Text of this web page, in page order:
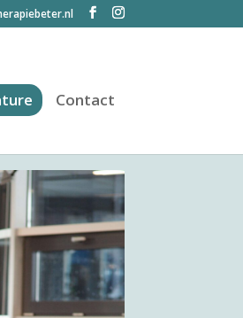
Contact